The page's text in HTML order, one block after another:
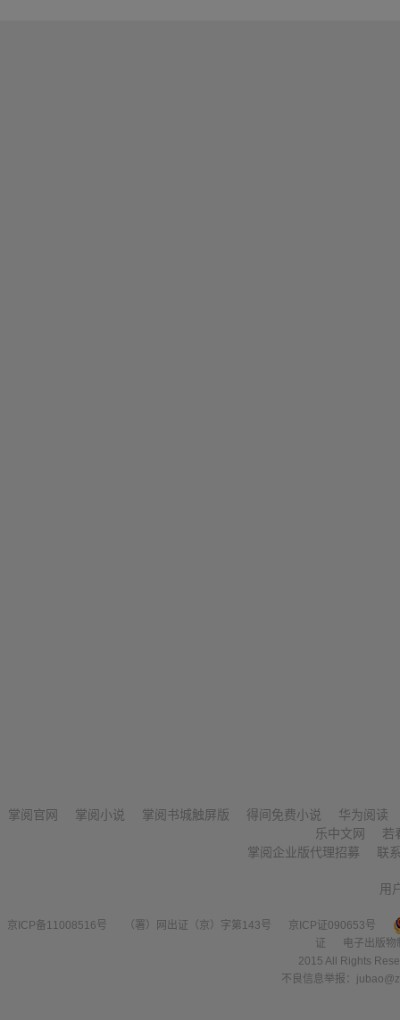
掌阅官网 掌阅小说 掌阅书城触屏版 得间免费小说
华为阅读
乐中文网
若
掌阅企业版代理招募
联
用
京ICP备11008516号 （署）网出证（京）字第143号
京ICP证090653号
证
电子出版
2015 All Rights
不良信息举报：